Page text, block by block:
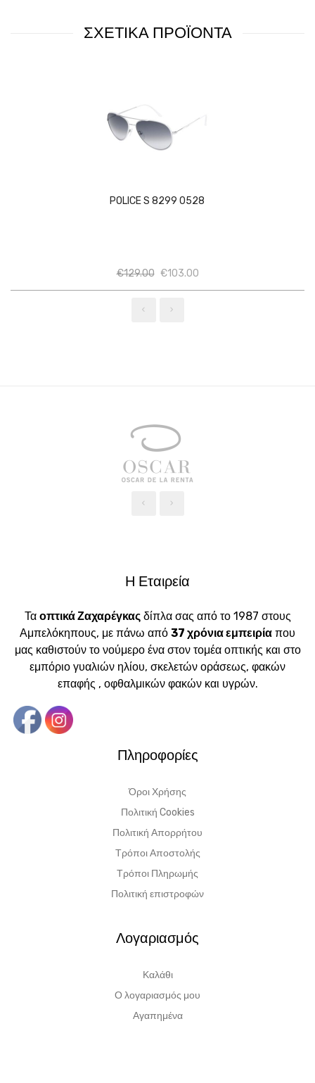
ΣΧΕΤΙΚΑ ΠΡΟΪΟΝΤΑ
POLICE S 8299 0528
€129.00 Ποσότητα
€103.00Ποσότητα
Η Εταιρεία
Τα οπτικά Ζαχαρέγκαςδίπλα σας από το 1987 στους
Αμπελόκηπους, με πάνω από 37 χρόνια εμπειρία που
μας καθιστούν το νούμερο ένα στον τομέα οπτικής και στο
εμπόριο γυαλιών ηλίου, σκελετών οράσεως, φακών
επαφής , οφθαλμικών φακών και υγρών.
Πληροφορίες
Όροι Χρήσης
Πολιτική Cookies
Πολιτική Απορρήτου
Τρόποι Αποστολής
Τρόποι Πληρωμής
Πολιτική επιστροφών
Λογαριασμός
Καλάθι
Ο λογαριασμός μου
Αγαπημένα